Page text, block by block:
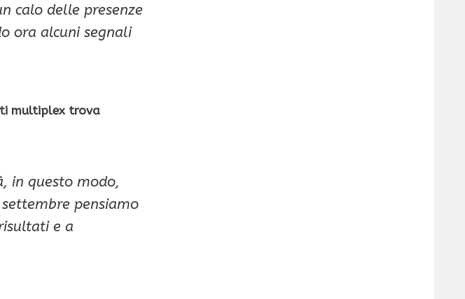
calo delle presenze
ora alcuni segnali
multiplex trova
in questo modo,
pensiamo
e a